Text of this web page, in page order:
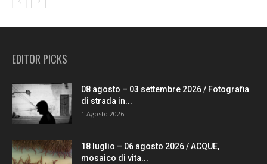
EDITOR PICKS
08 agosto – 03 settembre 2026 / Fotografia
di strada in...
1 Agosto 2026
18 luglio – 06 agosto 2026 / ACQUE,
mosaico di vita...